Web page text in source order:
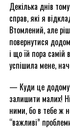
Декілька днів
справ, які я
Втомлений, але
повернутися
і що їй пора самій
успішила мене,
— Куди це
залишити малих!
ними, бо в тебе ж
“важливі”